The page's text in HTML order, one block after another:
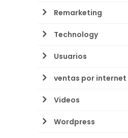
Remarketing
Technology
Usuarios
ventas por internet
Videos
Wordpress